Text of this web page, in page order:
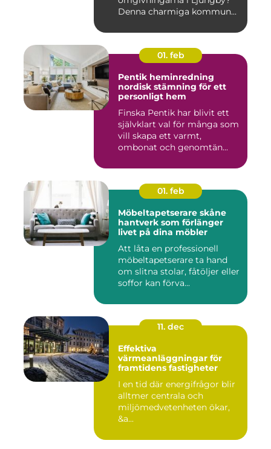
Denna charmiga kommun...
01. feb
Pentik heminredning
nordisk stämning för ett
personligt hem
Finska Pentik har blivit ett
självklart val för många som
vill skapa ett varmt,
ombonat och genomtän...
01. feb
Möbeltapetserare skåne
hantverk som förlänger
livet på dina möbler
Att låta en professionell
möbeltapetserare ta hand
om slitna stolar, fåtöljer eller
soffor kan förva...
11. dec
Effektiva
värmeanläggningar för
framtidens fastigheter
I en tid där energifrågor blir
alltmer centrala och
miljömedvetenheten ökar,
&a...